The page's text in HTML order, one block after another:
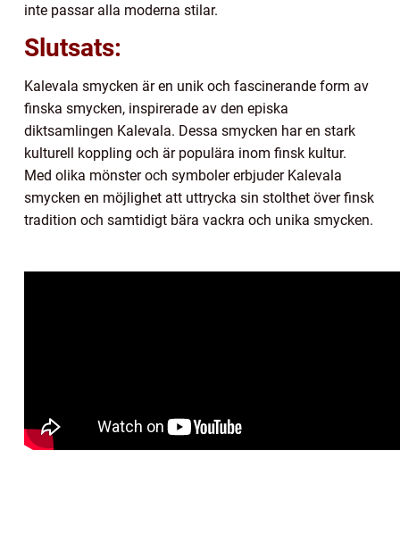
inte passar alla moderna stilar.
Slutsats:
Kalevala smycken är en unik och fascinerande form av
finska smycken, inspirerade av den episka
diktsamlingen Kalevala. Dessa smycken har en stark
kulturell koppling och är populära inom finsk kultur.
Med olika mönster och symboler erbjuder Kalevala
smycken en möjlighet att uttrycka sin stolthet över finsk
tradition och samtidigt bära vackra och unika smycken.